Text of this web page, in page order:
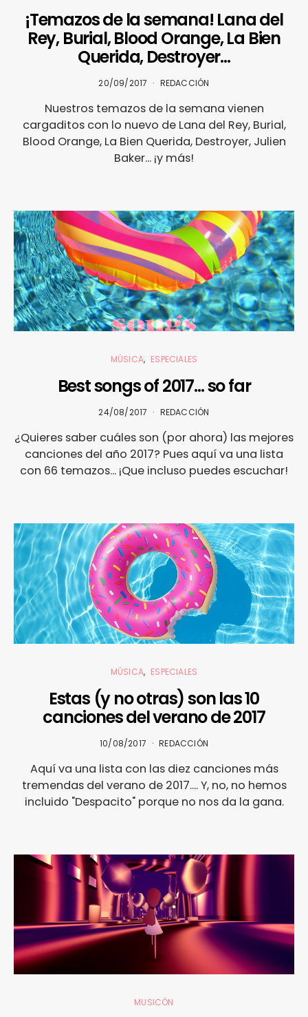
¡Temazos de la semana! Lana del
Rey, Burial, Blood Orange, La Bien
Querida, Destroyer…
20/09/2017 REDACCIÓN
Nuestros temazos de la semana vienen
cargaditos con lo nuevo de Lana del Rey, Burial,
Blood Orange, La Bien Querida, Destroyer, Julien
Baker... ¡y más!
MÚSICA ESPECIALES
Best songs of 2017… so far
24/08/2017 REDACCIÓN
¿Quieres saber cuáles son (por ahora) las mejores
canciones del año 2017? Pues aquí va una lista
con 66 temazos... ¡Que incluso puedes escuchar!
MÚSICA ESPECIALES
Estas (y no otras) son las 10
canciones del verano de 2017
10/08/2017 REDACCIÓN
Aquí va una lista con las diez canciones más
tremendas del verano de 2017.... Y, no, no hemos
incluido "Despacito" porque no nos da la gana.
MUSICÓN